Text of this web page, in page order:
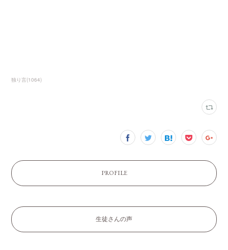
独り言(1064)
PROFILE
生徒さんの声